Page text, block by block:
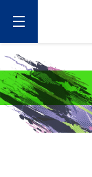
content